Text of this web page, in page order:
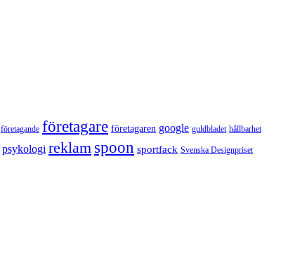
företagande företagare företagaren google guldbladet hållbarhet
psykologi reklam spoon sportfack Svenska Designpriset